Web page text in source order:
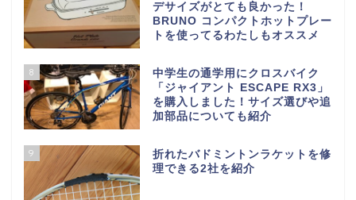
デサイズがとても良かった！
BRUNO コンパクトホットプレー
トを使ってるわたしもオススメ
8
中学生の通学用にクロスバイク
「ジャイアント ESCAPE RX3」
を購入しました！サイズ選びや追
加部品についても紹介
9
折れたバドミントンラケットを修
理できる2社を紹介